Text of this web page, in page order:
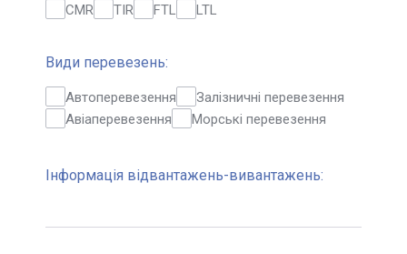
CMR TIR FTL LTL
Види перевезень:
Автоперевезення
Залізничні перевезення
Авіаперевезення
Морські перевезення
Інформація відвантажень-вивантажень: